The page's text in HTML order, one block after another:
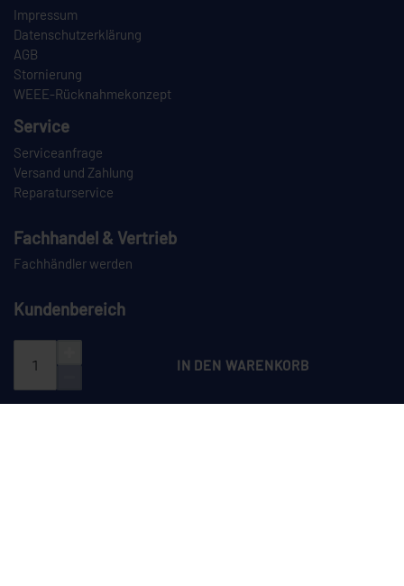
IN DEN WARENKORB
Impressum
Datenschutzerklärung
AGB
Stornierung
WEEE-Rücknahmekonzept
Service
Serviceanfrage
Versand und Zahlung
Reparaturservice
Fachhandel & Vertrieb
Fachhändler werden
Kundenbereich